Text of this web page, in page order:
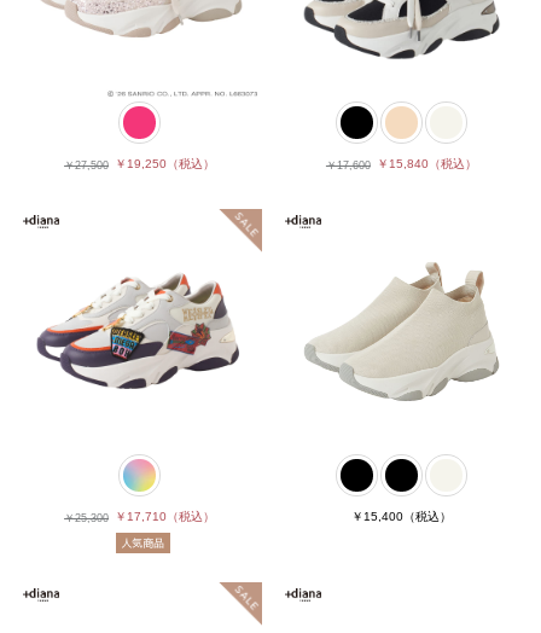
￥27,500 ￥19,250 （税込） ￥17,600 ￥15,840（税込）
￥25,300 ￥17,710 （税込） ￥15,400（税込）